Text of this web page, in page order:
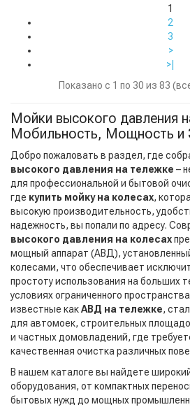
1
2
3
>
>|
Показано с 1 по 30 из 83
Мойки высокого давления
Мобильность, Мощность и
Добро пожаловать в раздел, где
высокого давления на тележке –
для профессиональной и бытовой
где купить мойку на колесах,
высокую производительность,
надежность, вы попали по адресу.
высокого давления на колесах
мощный аппарат (АВД),
колесами, что обеспечивает
простоту использования на больших
условиях ограниченного
известные какАВД на тележке,
для автомоек, строительных
и частных домовладений, где
качественная очистка различных
В нашем каталоге вы найдете
оборудования, от компактных
бытовых нужд до мощных